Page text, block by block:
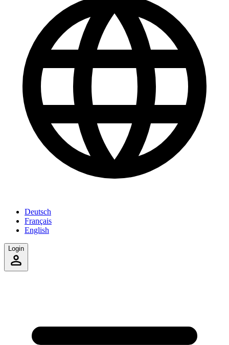
Deutsch
Français
English
Login